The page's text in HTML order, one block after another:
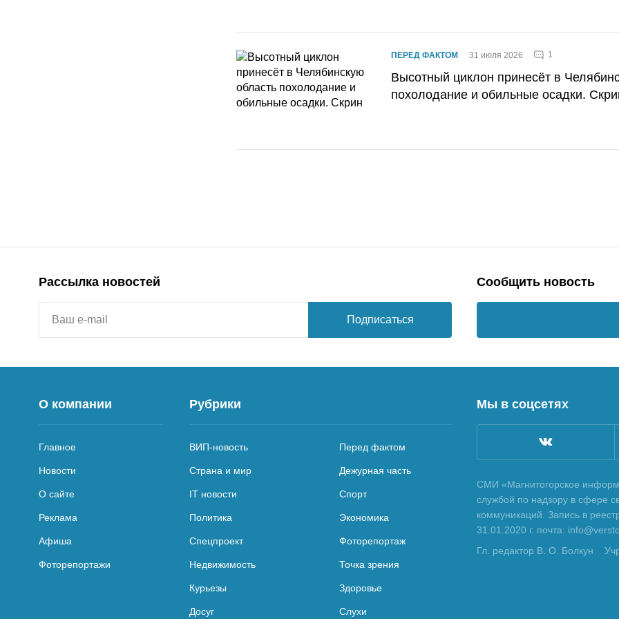
ПЕРЕД ФАКТОМ 31 июля 2026 1
Высотный циклон принесёт в
похолодание и обильные осадки.
Рассылка новостей
Подписаться
Сообщить новость
О компании
Главное
Новости
О сайте
Реклама
Афиша
Фоторепортажи
Рубрики
ВИП-новость Перед фактом
Страна и мир Дежурная часть
IT новости Спорт
Политика Экономика
Спецпроект Фоторепортаж
Недвижимость Точка зрения
Курьезы Здоровье
Досуг Слухи
Мы в соцсетях
СМИ «Магнитогорское
службой по надзору в сфере
коммуникаций. Запись в
31.01.2020 г. почта:
Гл. редактор В. О. Болкун